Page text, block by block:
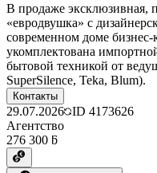
В продаже эксклюзивная,
«евродвушка» с
современном доме
укомплектована
бытовой техникой от
SuperSilence, Teka, Blum).
Контакты
29.07.2026 ID 4173626
Агентство
276 300 ƃ